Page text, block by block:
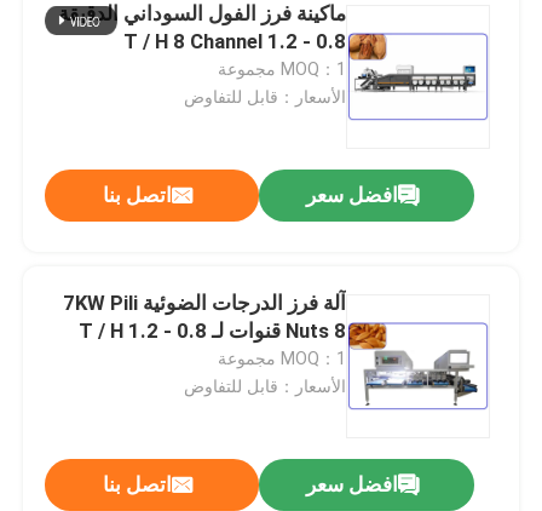
ماكينة فرز الفول السوداني الدقيقة
0.8 - 1.2 T / H 8 Channel
MOQ：1 مجموعة
الأسعار：قابل للتفاوض
افضل سعر اتصل بنا
آلة فرز الدرجات الضوئية 7KW Pili
Nuts 8 قنوات لـ 0.8 - 1.2 T / H
MOQ：1 مجموعة
الأسعار：قابل للتفاوض
افضل سعر اتصل بنا